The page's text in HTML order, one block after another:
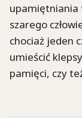
upamiętniania
szarego
chociaż jeden
umieścić
pamięci, czy